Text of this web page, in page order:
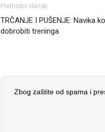
Prethodni članak
TRČANJE I PUŠENJE: Navika
dobrobiti treninga
Zbog zaštite od spama i